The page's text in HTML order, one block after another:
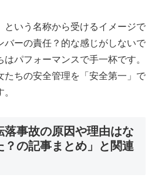
という名称から受けるイメージで
バーの責任？的な感じがしないで
パフォーマンスで手一杯です。
たちの安全管理を「安全第一」で
落事故の原因や理由はな
？の記事まとめ」と関連